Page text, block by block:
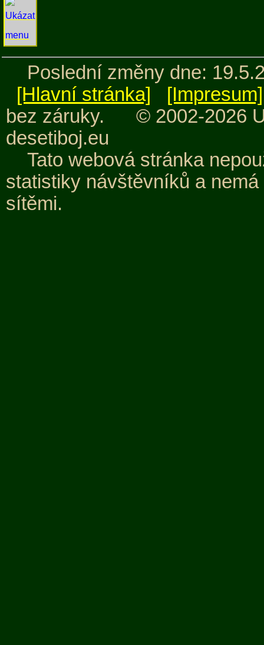
Poslední změny dne:
[Hlavní stránka]
[Impresum]
bez záruky. © 2002-2026
desetiboj.eu
Tato webová stránka
statistiky návštěvníků a
sítěmi.